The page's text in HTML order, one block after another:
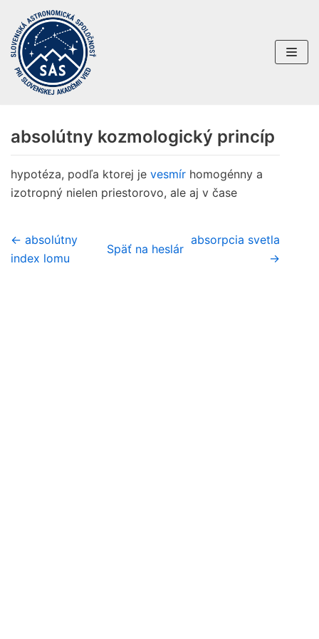
Preskočiť
na
obsah
absolútny kozmologický princíp
hypotéza, podľa ktorej je vesmír homogénny a
izotropný nielen priestorovo, ale aj v čase
← absolútny
index lomu
Späť na heslár
absorpcia svetla
→